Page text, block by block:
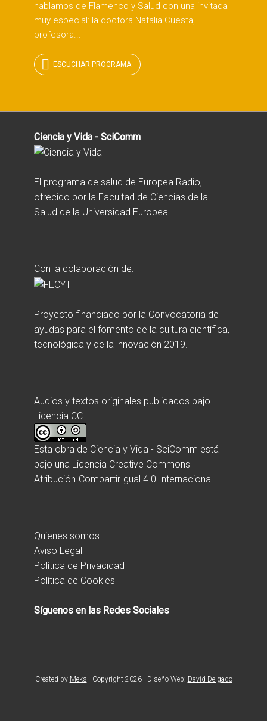
hablamos de Flamenco y Salud con una invitada
muy especial: la doctora Natalia Cuesta,
profesora...
ESCUCHAR PROGRAMA
Ciencia y Vida - SciComm
El programa de salud de Europea Radio,
ofrecido por la Facultad de Ciencias de la
Salud de la Universidad Europea.
Con la colaboración de:
Proyecto financiado por la Convocatoria de
ayudas para el fomento de la cultura científica,
tecnológica y de la innovación 2019.
Audios y textos originales publicados bajo
Licencia CC.
Esta obra de Ciencia y Vida - SciComm está
bajo una Licencia Creative Commons
Atribución-CompartirIgual 4.0 Internacional
Quienes somos
Aviso Legal
Política de Privacidad
Política de Cookies
Síguenos en las Redes Sociales
Created by Meks · Copyright 2026 · Diseño Web: David Delgado